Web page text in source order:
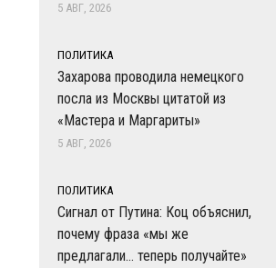
5 АВГ, 2026
ПОЛИТИКА
Захарова проводила немецкого
посла из Москвы цитатой из
«Мастера и Маргариты»
5 АВГ, 2026
ПОЛИТИКА
Сигнал от Путина: Коц объяснил,
почему фраза «мы же
предлагали… теперь получайте»